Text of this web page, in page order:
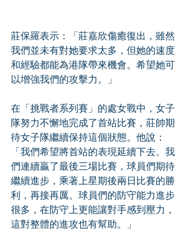
莊保羅表示：「莊嘉欣傷癒復出，雖然
我們並未有對她要求太多，但她的速度
和經驗都能為港隊帶來機會。希望她可
以增強我們的攻擊力。」
在「挑戰者系列賽」的處女戰中，女子
隊努力不懈地完成了首站比賽，莊帥期
待女子隊繼續保持這個狀態。他說：
「我們希望將首站的表現延續下去。我
們連續贏了最後三場比賽，球員們期待
繼續進步，乘著上星期後兩日比賽的勝
利，再接再厲。球員們的防守能力進步
很多，在防守上更能讓對手感到壓力，
這對整體的進攻也有幫助。」